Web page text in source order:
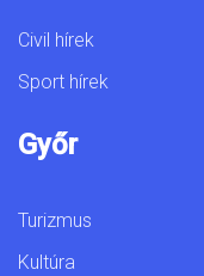
Civil hírek
Sport hírek
Győr
Turizmus
Kultúra